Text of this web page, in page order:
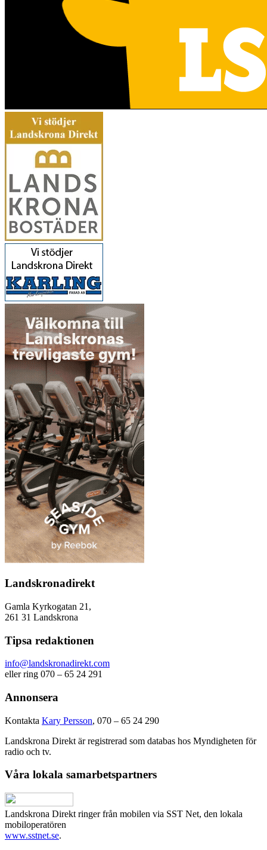
Landskronadirekt
Gamla Kyrkogatan 21,
261 31 Landskrona
Tipsa redaktionen
info@landskronadirekt.com
eller ring 070 – 65 24 291
Annonsera
Kontakta Kary Persson, 070 – 65 24 290
Landskrona Direkt är registrerad som databas hos Myndigheten för
radio och tv.
Våra lokala samarbetspartners
Landskrona Direkt ringer från mobilen via SST Net, den lokala
mobiloperatören
www.sstnet.se.